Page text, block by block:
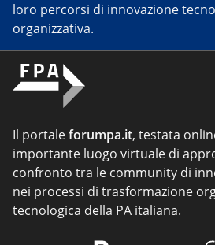
loro percorsi di innovazione
organizzativa.
Il portaleforumpa.it, testata
importante luogo virtuale di
confronto tra le community di
nei processi di trasformazione
tecnologica della PA italiana.